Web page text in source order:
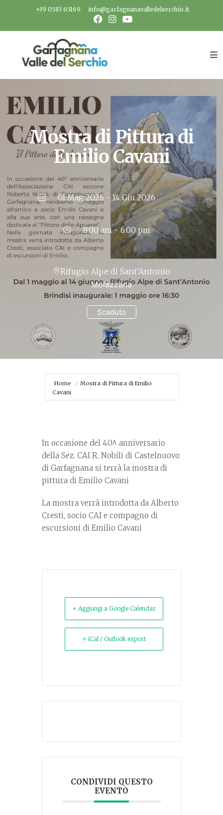
+39 0583 65169 info@garfagnanavalledelserchio.it
Mostra di Pittura di
Emilio Cavani
01 Mag 2026 - 14 Giu 2026
Scaduto
8:00 am - 6:00 pm
Rifugio Alpe di Sant'Antonio
Molazzana
Home
Mostra di Pittura di Emilio
Cavani
In occasione del 40^ anniversario
della Sez. CAI R. Nobili di Castelnuovo
di Garfagnana si terrà la mostra di
pittura di Emilio Cavani
La mostra verrà introdotta da Alberto
Cresti, socio CAI e compagno di
escursioni di Emilio Cavani
+ Aggiungi a Google Calendar
+ iCal / Outlook export
CONDIVIDI QUESTO
EVENTO